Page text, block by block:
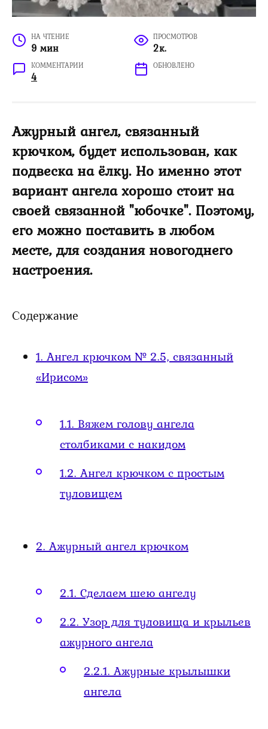
НА ЧТЕНИЕ
9 мин
ПРОСМОТРОВ
2к.
КОММЕНТАРИИ
4
ОБНОВЛЕНО
Ажурный ангел, связанный
крючком, будет использован, как
подвеска на ёлку. Но именно этот
вариант ангела хорошо стоит на
своей связанной "юбочке". Поэтому,
его можно поставить в любом
месте, для создания новогоднего
настроения.
Содержание
1. Ангел крючком № 2.5, связанный
«Ирисом»
1.1. Вяжем голову ангела
столбиками с накидом
1.2. Ангел крючком с простым
туловищем
2. Ажурный ангел крючком
2.1. Сделаем шею ангелу
2.2. Узор для туловища и крыльев
ажурного ангела
2.2.1. Ажурные крылышки
ангела